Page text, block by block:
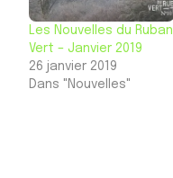
Les Nouvelles du Ruban
Vert – Janvier 2019
26 janvier 2019
Dans "Nouvelles"